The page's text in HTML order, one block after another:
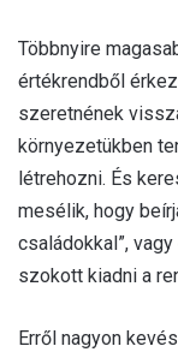
Többnyire
értékrendből
szeretnének
környezetükben
létrehozni. És
mesélik, hogy
családokkal”,
szokott kiadni a
Erről nagyon